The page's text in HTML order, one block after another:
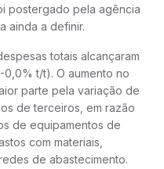
postergado pela agência
ainda a definir.
totais alcançaram
t/t). O aumento no
parte pela variação de
de terceiros, em razão
de equipamentos de
com materiais,
de abastecimento.